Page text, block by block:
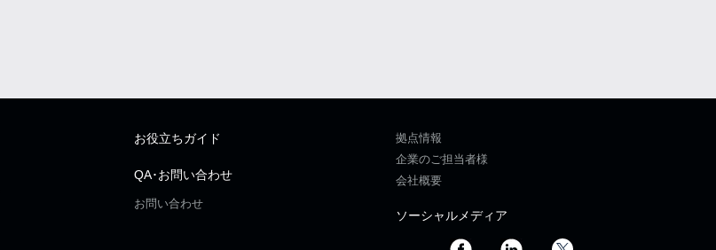
お役立ちガイド
QA･お問い合わせ
お問い合わせ
拠点情報
企業のご担当者様
会社概要
ソーシャルメディア